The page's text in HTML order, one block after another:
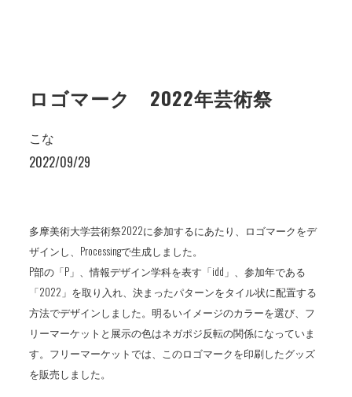
ロゴマーク 2022年芸術祭
こな
2022/09/29
多摩美術大学芸術祭2022に参加するにあたり、ロゴマークをデ
ザインし、Processingで生成しました。
P部の「P」、情報デザイン学科を表す「idd」、参加年である
「2022」を取り入れ、決まったパターンをタイル状に配置する
方法でデザインしました。明るいイメージのカラーを選び、フ
リーマーケットと展示の色はネガポジ反転の関係になっていま
す。フリーマーケットでは、このロゴマークを印刷したグッズ
を販売しました。